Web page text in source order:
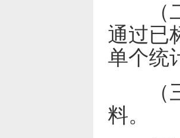
（二
通过已
单个统
（三
料。